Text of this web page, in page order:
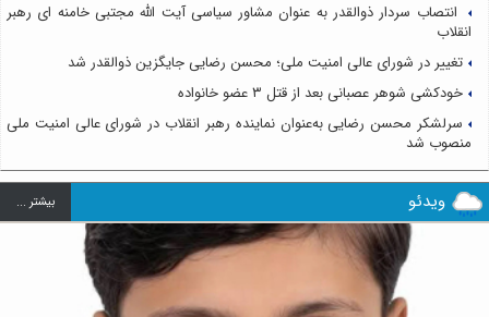
انتصاب سردار ذوالقدر به عنوان مشاور سیاسی آیت الله مجتبی خامنه ای رهبر
انقلاب
تغییر در شورای عالی امنیت ملی؛ محسن رضایی جایگزین ذوالقدر شد
خودکشی شوهر عصبانی بعد از قتل ۳ عضو خانواده
سرلشکر محسن رضایی به‌عنوان نماینده رهبر انقلاب در شورای عالی امنیت ملی
منصوب شد
ویدئو بيشتر ...